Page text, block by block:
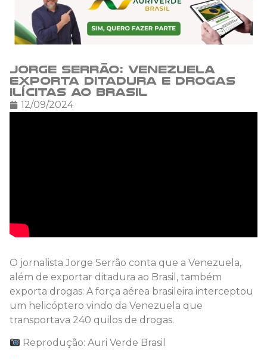
Jorge Serrão: Venezuela
exporta ditadura e drogas
ilícitas ao Brasil
12/09/2024
O jornalista Jorge Serrão conta que a Venezuela,
além de exportar ditadura ao Brasil, também
exporta drogas: A força aérea brasileira interceptou
um helicóptero vindo da Venezuela que
transportava 240 quilos de drogas.
Reprodução: Auri Verde Brasil